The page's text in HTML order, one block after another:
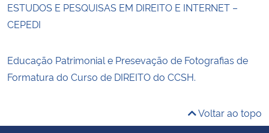
ESTUDOS E PESQUISAS EM DIREITO E INTERNET –
CEPEDI
Educação Patrimonial e Presevação de Fotografias de
Formatura do Curso de DIREITO do CCSH.
Voltar ao topo